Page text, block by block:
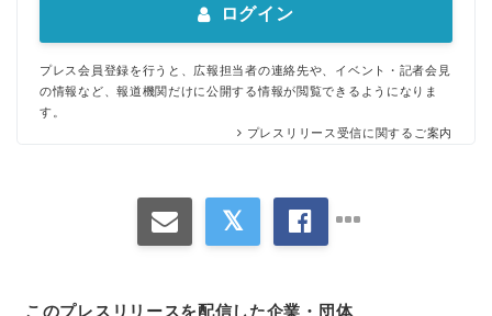
ログイン
プレス会員登録を行うと、広報担当者の連絡先や、イベント・記者会見
の情報など、報道機関だけに公開する情報が閲覧できるようになりま
す。
プレスリリース受信に関するご案内
このプレスリリースを配信した企業・団体